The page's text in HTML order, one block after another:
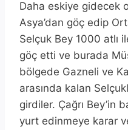
Daha eskiye gidecek
Asya’dan göç edip
Selçuk Bey 1000 atlı
göç etti ve burada
bölgede Gazneli ve
arasında kalan
girdiler. Çağrı Bey’in
yurt edinmeye karar